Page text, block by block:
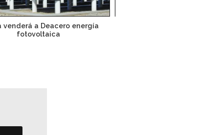
venderá a Deacero energía
fotovoltaica